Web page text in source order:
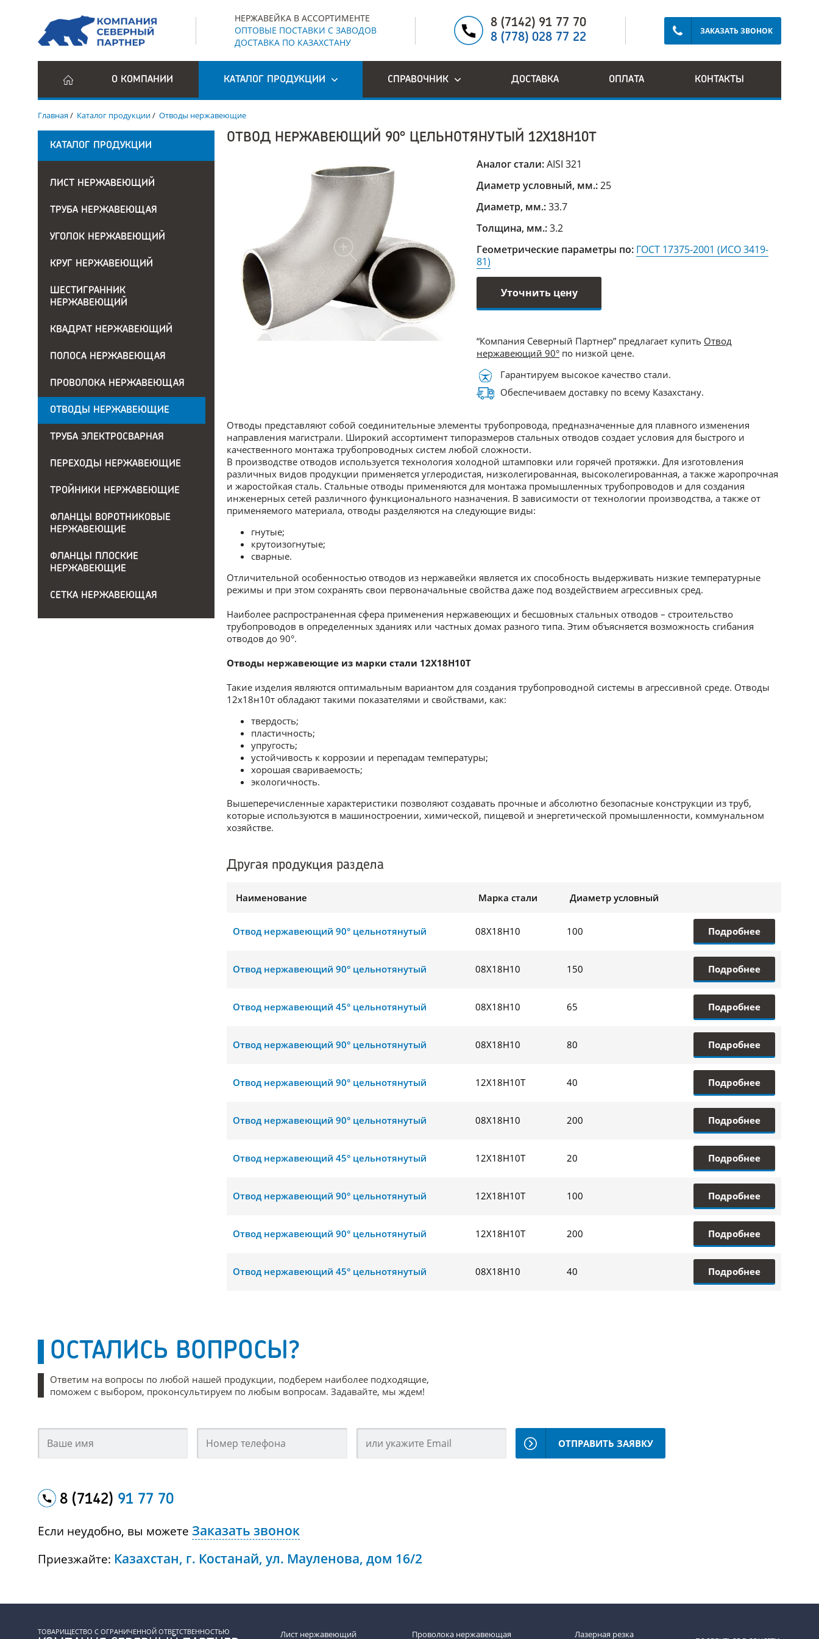
НЕРЖАВЕЙКА В АССОРТИМЕНТЕ
ОПТОВЫЕ ПОСТАВКИ С ЗАВОДОВ
ДОСТАВКА ПО КАЗАХСТАНУ
8 (7142) 91 77 70
8 (778) 028 77 22
ЗАКАЗАТЬ ЗВОНОК
О КОМПАНИИ КАТАЛОГ ПРОДУКЦИИ СПРАВОЧНИК ДОСТАВКА ОПЛАТА КОНТАКТЫ
Главная/ Каталог продукции/ Отводы нержавеющие
КАТАЛОГ ПРОДУКЦИИ
ЛИСТ НЕРЖАВЕЮЩИЙ
ТРУБА НЕРЖАВЕЮЩАЯ
УГОЛОК НЕРЖАВЕЮЩИЙ
КРУГ НЕРЖАВЕЮЩИЙ
ШЕСТИГРАННИК
НЕРЖАВЕЮЩИЙ
КВАДРАТ НЕРЖАВЕЮЩИЙ
ПОЛОСА НЕРЖАВЕЮЩАЯ
ПРОВОЛОКА НЕРЖАВЕЮЩАЯ
ОТВОДЫ НЕРЖАВЕЮЩИЕ
ТРУБА ЭЛЕКТРОСВАРНАЯ
ПЕРЕХОДЫ НЕРЖАВЕЮЩИЕ
ТРОЙНИКИ НЕРЖАВЕЮЩИЕ
ФЛАНЦЫ ВОРОТНИКОВЫЕ
НЕРЖАВЕЮЩИЕ
ФЛАНЦЫ ПЛОСКИЕ
НЕРЖАВЕЮЩИЕ
СЕТКА НЕРЖАВЕЮЩАЯ
ОТВОД НЕРЖАВЕЮЩИЙ 90° ЦЕЛЬНОТЯНУТЫЙ 12Х18Н10Т
Аналог стали:AISI 321
Диаметр условный, мм.:25
Диаметр, мм.:33.7
Толщина, мм.:3.2
Геометрические параметры по: ГОСТ 17375-2001 (ИСО 3419-
81)
Уточнить цену
“Компания Северный Партнер” предлагает купить Отвод
нержавеющий 90° по низкой цене.
Гарантируем высокое качество стали.
Обеспечиваем доставку по всему Казахстану.
Отводы представляют собой соединительные элементы трубопровода, предназначенные для плавного изменения
направления магистрали. Широкий ассортимент типоразмеров стальных отводов создает условия для быстрого и
качественного монтажа трубопроводных систем любой сложности.
В производстве отводов используется технология холодной штамповки или горячей протяжки. Для изготовления
различных видов продукции применяется углеродистая, низколегированная, высоколегированная, а также жаропрочная
и жаростойкая сталь. Стальные отводы применяются для монтажа промышленных трубопроводов и для создания
инженерных сетей различного функционального назначения. В зависимости от технологии производства, а также от
применяемого материала, отводы разделяются на следующие виды:
гнутые;
крутоизогнутые;
сварные.
Отличительной особенностью отводов из нержавейки является их способность выдерживать низкие температурные
режимы и при этом сохранять свои первоначальные свойства даже под воздействием агрессивных сред.
Наиболее распространенная сфера применения нержавеющих и бесшовных стальных отводов – строительство
трубопроводов в определенных зданиях или частных домах разного типа. Этим объясняется возможность сгибания
отводов до 90°.
Отводы нержавеющие из марки стали 12Х18Н10Т
Такие изделия являются оптимальным вариантом для создания трубопроводной системы в агрессивной среде. Отводы
12х18н10т обладают такими показателями и свойствами, как:
твердость;
пластичность;
упругость;
устойчивость к коррозии и перепадам температуры;
хорошая свариваемость;
экологичность.
Вышеперечисленные характеристики позволяют создавать прочные и абсолютно безопасные конструкции из труб,
которые используются в машиностроении, химической, пищевой и энергетической промышленности, коммунальном
хозяйстве.
Другая продукция раздела
Наименование Марка стали Диаметр условный
Отвод нержавеющий 90° цельнотянутый 08Х18Н10 100 Подробнее
Отвод нержавеющий 90° цельнотянутый 08Х18Н10 150 Подробнее
Отвод нержавеющий 45° цельнотянутый 08Х18Н10 65 Подробнее
Отвод нержавеющий 90° цельнотянутый 08Х18Н10 80 Подробнее
Отвод нержавеющий 90° цельнотянутый 12Х18Н10Т 40 Подробнее
Отвод нержавеющий 90° цельнотянутый 08Х18Н10 200 Подробнее
Отвод нержавеющий 45° цельнотянутый 12Х18Н10Т 20 Подробнее
Отвод нержавеющий 90° цельнотянутый 12Х18Н10Т 100 Подробнее
Отвод нержавеющий 90° цельнотянутый 12Х18Н10Т 200 Подробнее
Отвод нержавеющий 45° цельнотянутый 08Х18Н10 40 Подробнее
ОСТАЛИСЬ ВОПРОСЫ?
Ответим на вопросы по любой нашей продукции, подберем наиболее подходящие,
поможем с выбором, проконсультируем по любым вопросам. Задавайте, мы ждем!
ОТПРАВИТЬ ЗАЯВКУ
8 (7142) 91 77 70
Если неудобно, вы можете Заказать звонок
Приезжайте: Казахстан, г. Костанай, ул. Мауленова, дом 16/2
ТОВАРИЩЕСТВО С ОГРАНИЧЕННОЙ ОТВЕТСТВЕННОСТЬЮ Лист нержавеющий Проволока нержавеющая Лазерная резка